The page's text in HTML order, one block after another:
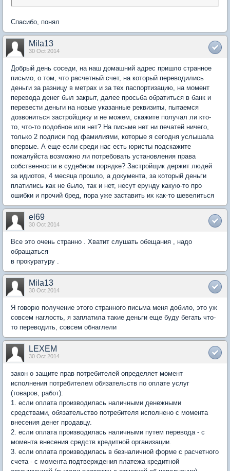
Спасибо, понял
Mila13
30 Oct 2014
Добрый день соседи, на наш домашний адрес пришло странное
письмо, о том, что расчетный счет, на который переводились
деньги за разницу в метрах и за тех паспортизацию, на момент
перевода денег был закрыт, далее просьба обратиться в банк и
перевести деньги на новые указанные реквизиты, пытаемся
дозвониться застройщику и не можем, скажите получал ли кто-
то, что-то подобное или нет? На письме нет ни печатей ничего,
только 2 подписи под фамилиями, которые я сегодня услышала
впервые. А еще если среди нас есть юристы подскажите
пожалуйста возможно ли потребовать установления права
собственности в судебном порядке? Застройщик держит людей
за идиотов, 4 месяца прошло, а документа, за который деньги
платились как не было, так и нет, несут ерунду какую-то про
ошибки и прочий бред, пора уже заставить их как-то шевелиться
el69
30 Oct 2014
Все это очень странно . Хватит слушать обещания , надо
обращаться
в прокуратуру .
Mila13
30 Oct 2014
Я говорю получение этого странного письма меня добило, это уж
совсем наглость, я заплатила такие деньги еще буду бегать что-
то переводить, совсем обнаглели
LEXEM
30 Oct 2014
закон о защите прав потребителей определяет момент
исполнения потребителем обязательств по оплате услуг
(товаров, работ):
1. если оплата производилась наличными денежными
средствами, обязательство потребителя исполнено с момента
внесения денег продавцу.
2. если оплата производилась наличными путем перевода - с
момента внесения средств кредитной организации.
3. если оплата производилась в безналичной форме с расчетного
счета - с момента подтверждения платежа кредитной